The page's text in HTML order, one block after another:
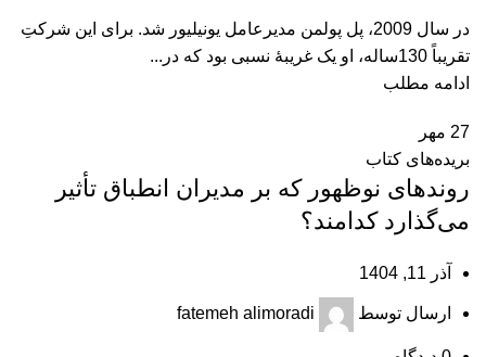
در سال 2009، پل پولمن مدیرعامل یونیلیور شد. برای این شرکتِ
تقریباً 130‌ساله، او یک غریبۀ نسبی بود که در...
ادامه مطلب
27 مهر
بریده‌های کتاب
روندهای نوظهور که بر مدیران انطباق تأثیر
می‌گذارد کدامند؟
آذر 11, 1404
ارسال توسط fatemeh alimoradi